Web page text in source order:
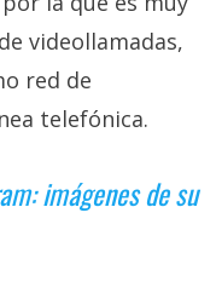
videollamadas,
red de
telefónica.
imágenes de su